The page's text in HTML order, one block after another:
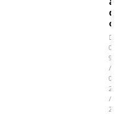
d
o
0
9
/
0
2
/
2